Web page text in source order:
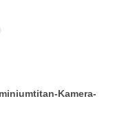
Kamera-